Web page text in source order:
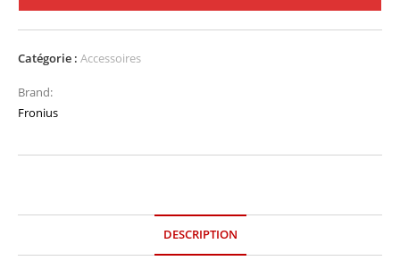
Catégorie : Accessoires
Brand:
Fronius
DESCRIPTION